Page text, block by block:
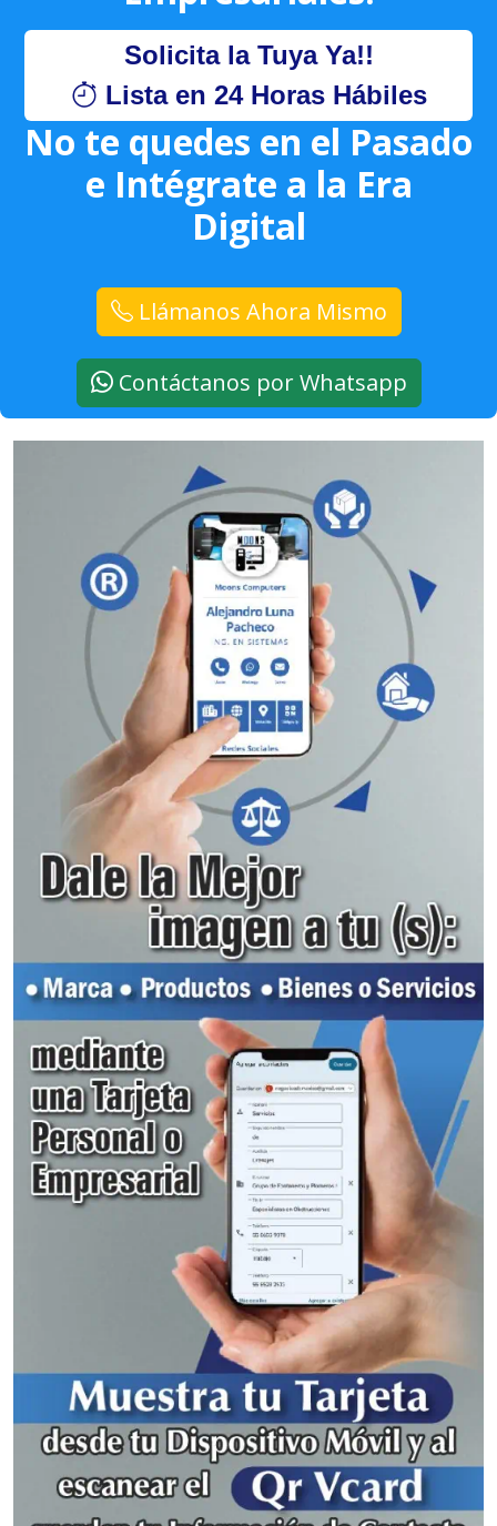
Solicita la Tuya Ya!!
Lista en 24 Horas Hábiles
No te quedes en el Pasado
e Intégrate a la Era
Digital
Llámanos Ahora Mismo
Contáctanos por Whatsapp